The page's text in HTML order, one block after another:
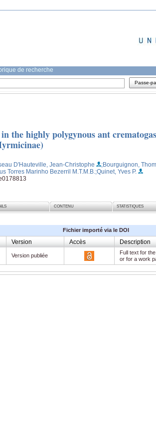
de recherche
Passe-
the highly polygynous ant
D'Hauteville, Jean-Christophe ;Bourguignon,
Torres Marinho Bezerril M.T.M.B. ;Quinet, Yves P.
CONTENU STATISTIQUES
Fichier importé via le DOI
Version Accès Description
Version publiée
Full text for
or for a work